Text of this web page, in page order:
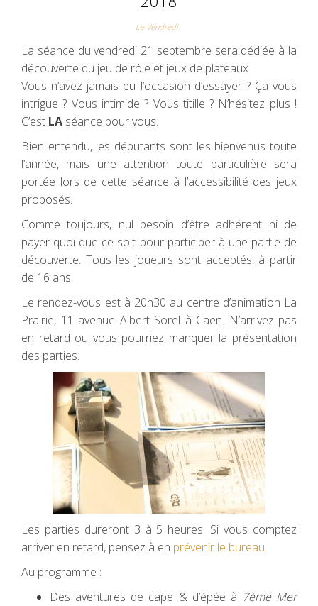
Le Vendredi
La séance du vendredi 21 septembre sera dédiée à la
découverte du jeu de rôle et jeux de plateaux.
Vous n’avez jamais eu l’occasion d’essayer ? Ça vous
intrigue ? Vous intimide ? Vous titille ? N’hésitez plus !
C’est LA séance pour vous.
Bien entendu, les débutants sont les bienvenus toute
l’année, mais une attention toute particulière sera
portée lors de cette séance à l’accessibilité des jeux
proposés.
Comme toujours, nul besoin d’être adhérent ni de
payer quoi que ce soit pour participer à une partie de
découverte. Tous les joueurs sont acceptés, à partir
de 16 ans.
Le rendez-vous est à 20h30 au centre d’animation La
Prairie, 11 avenue Albert Sorel à Caen. N’arrivez pas
en retard ou vous pourriez manquer la présentation
des parties.
Les parties dureront 3 à 5 heures. Si vous comptez
arriver en retard, pensez à en prévenir le bureau.
Au programme :
Des aventures de cape & d’épée à 7ème Mer